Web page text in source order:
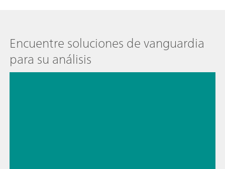
Encuentre soluciones de vanguardia
para su análisis